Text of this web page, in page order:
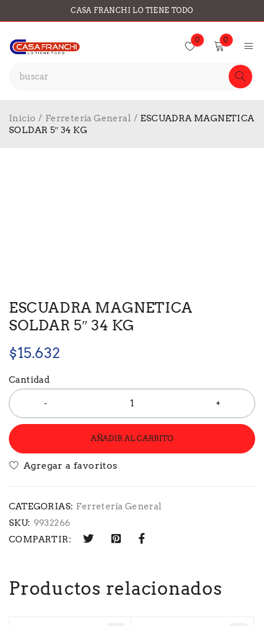
CASA FRANCHI LO TIENE TODO
0 0
Inicio / Ferretería General / ESCUADRA MAGNETICA
SOLDAR 5″ 34 KG
ESCUADRA MAGNETICA
SOLDAR 5″ 34 KG
$15.632
Cantidad
AÑADIR AL CARRITO
CATEGORIAS: Ferretería General
SKU: 9932266
COMPARTIR:
Productos relacionados